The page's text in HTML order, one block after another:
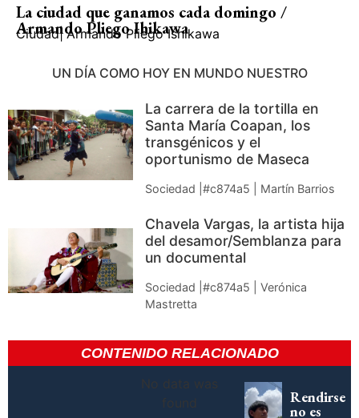
La ciudad que ganamos cada domingo /
Armando Pliego Ihikawa
Ciudad| Armando Pliego Ishikawa
UN DÍA COMO HOY EN MUNDO NUESTRO
La carrera de la tortilla en
Santa María Coapan, los
transgénicos y el
oportunismo de Maseca
Sociedad |#c874a5 | Martín Barrios
Chavela Vargas, la artista hija
del desamor/Semblanza para
un documental
Sociedad |#c874a5 | Verónica
Mastretta
CONTENIDO RELACIONADO
No data was
found
Rendirse
no es